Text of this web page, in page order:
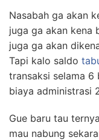
Nasabah ga akan
juga ga akan kena
juga ga akan
Tapi kalo saldo
transaksi selama
biaya administrasi
Gue baru tau
mau nabung